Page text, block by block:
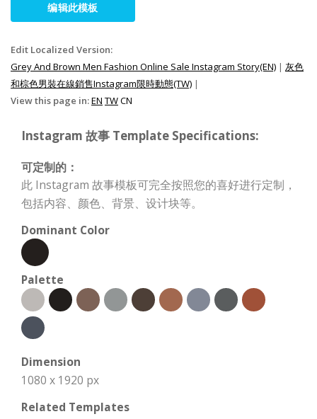
编辑此模板
Edit Localized Version:
Grey And Brown Men Fashion Online Sale Instagram Story(EN) | 灰色
和棕色男裝在線銷售Instagram限時動態(TW) |
View this page in:EN TWCN
Instagram 故事 Template Specifications:
可定制的：
此 Instagram 故事模板可完全按照您的喜好进行定制，
包括内容、颜色、背景、设计块等。
Dominant Color
Palette
Dimension
1080 x 1920 px
Related Templates